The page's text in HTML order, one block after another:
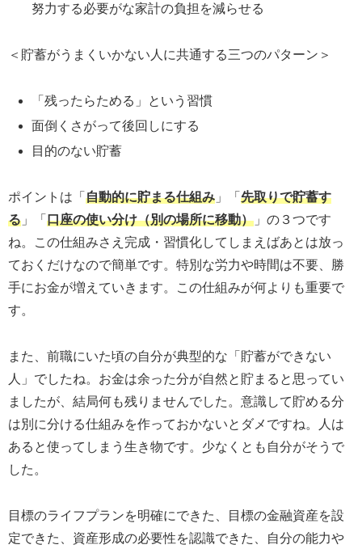
努力する必要がな家計の負担を減らせる
＜貯蓄がうまくいかない人に共通する三つのパターン＞
「残ったらためる」という習慣
面倒くさがって後回しにする
目的のない貯蓄
ポイントは「 自動的に貯まる仕組み 」「 先取りで貯蓄す
る 」「 口座の使い分け（別の場所に移動） 」の３つです
ね。この仕組みさえ完成・習慣化してしまえばあとは放っ
ておくだけなので簡単です。特別な労力や時間は不要、勝
手にお金が増えていきます。この仕組みが何よりも重要で
す。
また、前職にいた頃の自分が典型的な「貯蓄ができない
人」でしたね。お金は余った分が自然と貯まると思ってい
ましたが、結局何も残りませんでした。意識して貯める分
は別に分ける仕組みを作っておかないとダメですね。人は
あると使ってしまう生き物です。少なくとも自分がそうで
した。
目標のライフプランを明確にできた、目標の金融資産を設
定できた、資産形成の必要性を認識できた、自分の能力や